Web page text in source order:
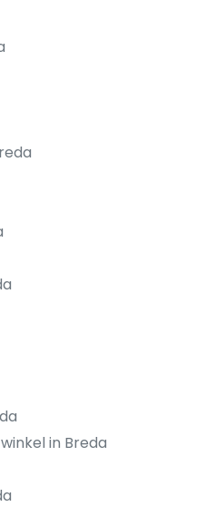
in Breda